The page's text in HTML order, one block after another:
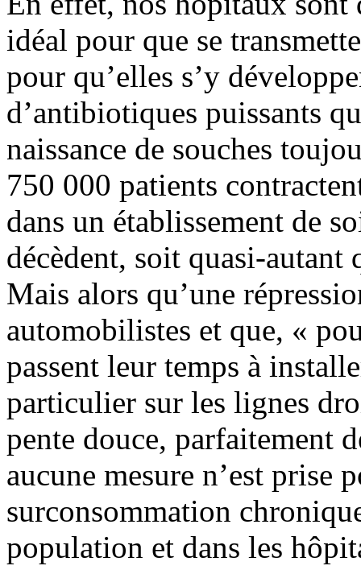
idéal pour que se
pour qu’elles s’y
d’antibiotiques puissants
naissance de souches
750 000 patients
dans un établissement de
décèdent, soit quasi-autant
Mais alors qu’une
automobilistes et que, «
passent leur temps à
particulier sur les lignes
pente douce, parfaitement
aucune mesure n’est prise
surconsommation
population et dans les